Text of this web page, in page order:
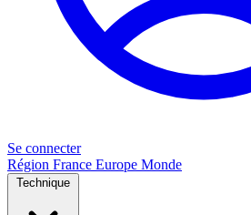
Se connecter
Région France Europe Monde
Technique